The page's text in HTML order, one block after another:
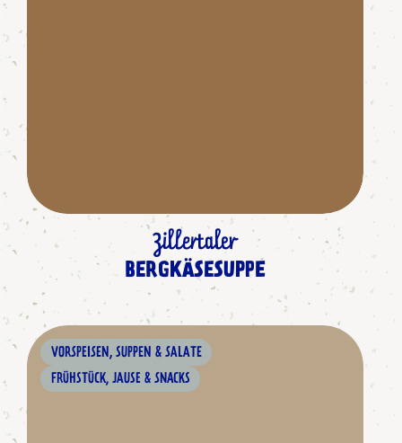
Zillertaler
BERGKÄSESUPPE
VORSPEISEN, SUPPEN & SALATE
FRÜHSTÜCK, JAUSE & SNACKS